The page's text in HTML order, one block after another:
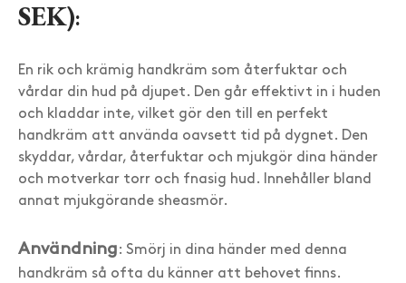
SEK):
En rik och krämig handkräm som återfuktar och
vårdar din hud på djupet. Den går effektivt in i huden
och kladdar inte, vilket gör den till en perfekt
handkräm att använda oavsett tid på dygnet. Den
skyddar, vårdar, återfuktar och mjukgör dina händer
och motverkar torr och fnasig hud. Innehåller bland
annat mjukgörande sheasmör.
Användning: Smörj in dina händer med denna
handkräm så ofta du känner att behovet finns.